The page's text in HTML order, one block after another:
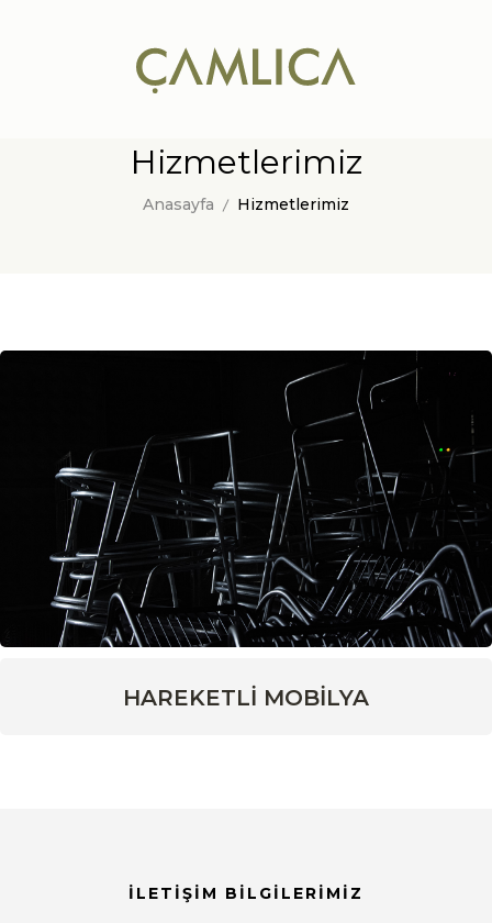
Hizmetlerimiz
Anasayfa Hizmetlerimiz
HAREKETLİ MOBİLYA
İLETİŞİM BİLGİLERİMİZ